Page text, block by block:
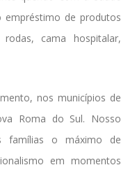
de produtos
cama hospitalar,
nos municípios de
Roma do Sul. Nosso
famílias o máximo de
em momentos